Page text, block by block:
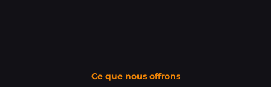
Ce que nous offrons